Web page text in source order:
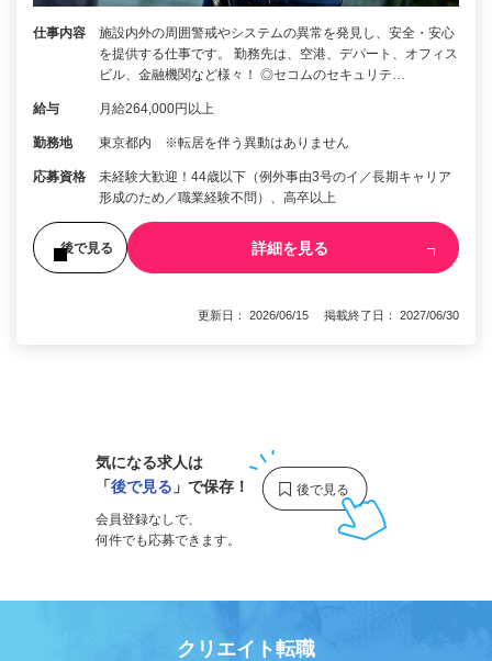
仕事内容
施設内外の周囲警戒やシステムの異常を発見し、安全・安心
を提供する仕事です。 勤務先は、空港、デパート、オフィス
ビル、金融機関など様々！ ◎セコムのセキュリテ…
給与 月給264,000円以上
勤務地 東京都内 ※転居を伴う異動はありません
応募資格
未経験大歓迎！44歳以下（例外事由3号のイ／長期キャリア
形成のため／職業経験不問）、高卒以上
後で見る 詳細を見る
更新日： 2026/06/15 掲載終了日： 2027/06/30
気になる求人は
「後で見る 」で保存！
会員登録なしで、
何件でも応募できます。
クリエイト転職